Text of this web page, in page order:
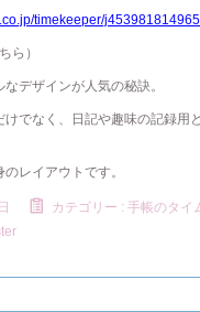
timekeeper/
ら）
デザインが人気の秘訣。
けでなく、日記や趣味の記録用
レイアウトです。
カテゴリー : 手帳のタイ